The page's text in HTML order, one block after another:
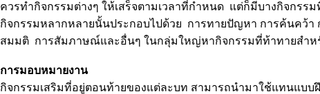
ควรทำกิจกรรมต่างๆ ให้เสร็จตามเวลาที่กำหนด แต่ก็มีบางกิจกรร
กิจกรรมหลากหลายนั้นประกอบไปด้วย การทายปัญหา การค้นคว้
สมมติ การสัมภาษณ์และอื่นๆ ในกลุ่มใหญ่หากิจกรรมที่ท้าทายสำหรั
การมอบหมายงาน
กิจกรรมเสริมที่อยู่ตอนท้ายของแต่ละบท สามารถนำมาใช้แทนแบ